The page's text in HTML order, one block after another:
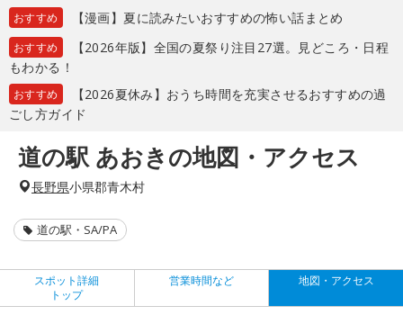
おすすめ 【漫画】夏に読みたいおすすめの怖い話まとめ
おすすめ
【2026年版】全国の夏祭り注目27選。見どころ・日程
もわかる！
おすすめ
【2026夏休み】おうち時間を充実させるおすすめの過
ごし方ガイド
道の駅 あおきの地図・アクセス
長野県小県郡青木村
道の駅・SA/PA
スポット詳細
トップ
営業時間など 地図・アクセス